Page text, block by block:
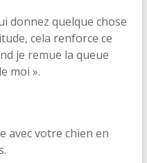
donnez quelque chose
cela renforce ce
je remue la queue
moi ».
avec votre chien en